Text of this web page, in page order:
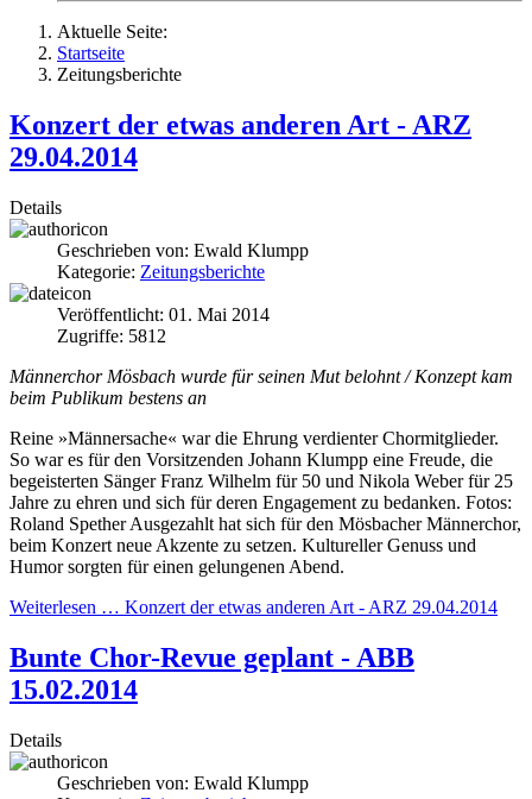
Aktuelle Seite:
Startseite
Zeitungsberichte
Konzert der etwas anderen Art - ARZ
29.04.2014
Details
Geschrieben von: Ewald Klumpp
Kategorie: Zeitungsberichte
Veröffentlicht: 01. Mai 2014
Zugriffe: 5812
Männerchor Mösbach wurde für seinen Mut belohnt / Konzept kam
beim Publikum bestens an
Reine »Männersache« war die Ehrung verdienter Chormitglieder.
So war es für den Vorsitzenden Johann Klumpp eine Freude, die
begeisterten Sänger Franz Wilhelm für 50 und Nikola Weber für 25
Jahre zu ehren und sich für deren Engagement zu bedanken. Fotos:
Roland Spether Ausgezahlt hat sich für den Mösbacher Männerchor,
beim Konzert neue Akzente zu setzen. Kultureller Genuss und
Humor sorgten für einen gelungenen Abend.
Weiterlesen … Konzert der etwas anderen Art - ARZ 29.04.2014
Bunte Chor-Revue geplant - ABB
15.02.2014
Details
Geschrieben von: Ewald Klumpp